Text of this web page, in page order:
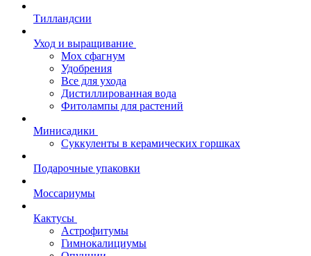
Тилландсии
Уход и выращивание
Мох сфагнум
Удобрения
Все для ухода
Дистиллированная вода
Фитолампы для растений
Минисадики
Суккуленты в керамических горшках
Подарочные упаковки
Моссариумы
Кактусы
Астрофитумы
Гимнокалициумы